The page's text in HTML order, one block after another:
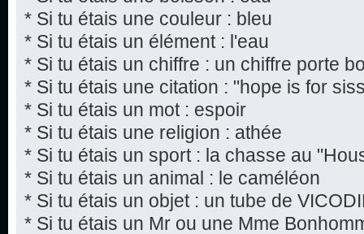
* Si tu étais une couleur : bleu
* Si tu étais un élément : l'eau
* Si tu étais un chiffre : un chiffre porte
* Si tu étais une citation : "hope is for
* Si tu étais un mot : espoir
* Si tu étais une religion : athée
* Si tu étais un sport : la chasse au
* Si tu étais un animal : le caméléon
* Si tu étais un objet : un tube de
* Si tu étais un Mr ou une Mme